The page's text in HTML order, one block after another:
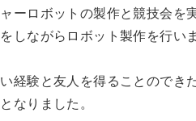
ーロボットの製作と競技会を
しながらロボット製作を行い
経験と友人を得ることのでき
なりました。